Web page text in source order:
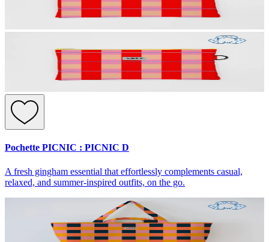
Pochette PICNIC : PICNIC D
A fresh gingham essential that effortlessly complements casual,
relaxed, and summer-inspired outfits, on the go.